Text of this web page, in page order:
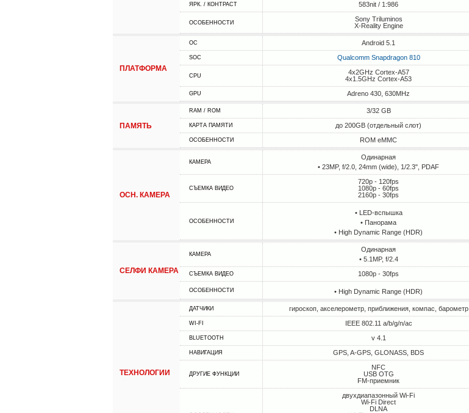
ЯРК. / КОНТРАСТ 583nit / 1:986
ОСОБЕННОСТИ
Sony Triluminos
X-Reality Engine
ПЛАТФОРМА
ОС Android 5.1
SOC Qualcomm Snapdragon 810
CPU
4x2GHz Cortex-A57
4x1.5GHz Cortex-A53
GPU Adreno 430, 630MHz
ПАМЯТЬ
RAM / ROM 3/32 GB
КАРТА ПАМЯТИ до 200GB (отдельный слот)
ОСОБЕННОСТИ ROM eMMC
ОСН. КАМЕРА
КАМЕРА
Одинарная
• 23MP, f/2.0, 24mm (wide), 1/2.3", PDAF
СЪЕМКА ВИДЕО
720p - 120fps
1080p - 60fps
2160p - 30fps
ОСОБЕННОСТИ
• LED-вспышка
• Панорама
• High Dynamic Range (HDR)
СЕЛФИ КАМЕРА
КАМЕРА
Одинарная
• 5.1MP, f/2.4
СЪЕМКА ВИДЕО 1080p - 30fps
ОСОБЕННОСТИ • High Dynamic Range (HDR)
ТЕХНОЛОГИИ
ДАТЧИКИ гироскоп, акселерометр, приближения, компас, барометр
WI-FI IEEE 802.11 a/b/g/n/ac
BLUETOOTH v 4.1
НАВИГАЦИЯ GPS, A-GPS, GLONASS, BDS
ДРУГИЕ ФУНКЦИИ
NFC
USB OTG
FM-приемник
двухдиапазонный Wi-Fi
Wi-Fi Direct
DLNA